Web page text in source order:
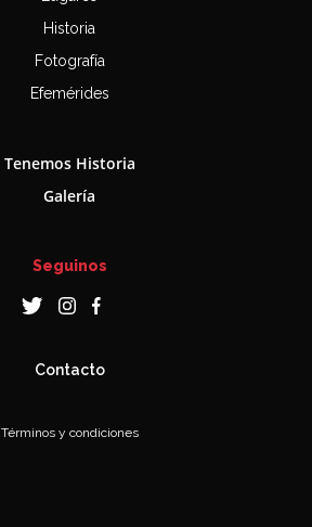
Historia
Fotografía
Efemérides
Tenemos Historia
Galería
Seguinos
Contacto
Términos y condiciones